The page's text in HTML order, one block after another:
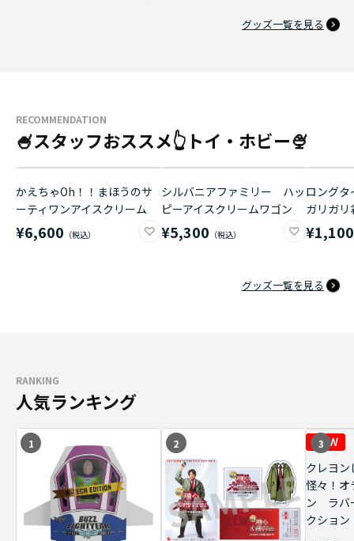
グッズ一覧を見る
RECOMMENDATION
🍧スタッフおススメ👆トイ・ホビー🍨
かえちゃOh！！まほうのサ
ーティワンアイスクリーム
¥6,600
シルバニアファミリー ハッ
ピーアイスクリームワゴン
¥5,300
ロング
ガリガ
¥1,100
グッズ一覧を見る
RANKING
人気ランキング
1 2 3
クレヨン
怪々！オ
ン ラバ
クショ